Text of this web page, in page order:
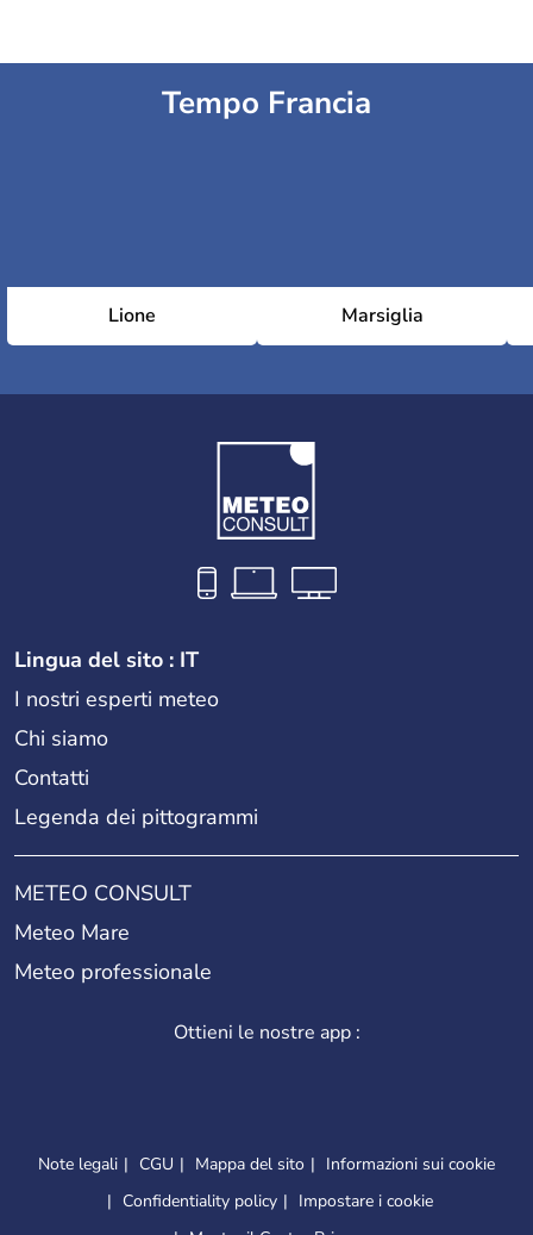
Tempo Francia
Lione Marsiglia
Lingua del sito : IT
I nostri esperti meteo
Chi siamo
Contatti
Legenda dei pittogrammi
METEO CONSULT
Meteo Mare
Meteo professionale
Ottieni le nostre app :
Note legali CGU Mappa del sito
Informazioni sui cookie
Confidentiality policy
Impostare i cookie